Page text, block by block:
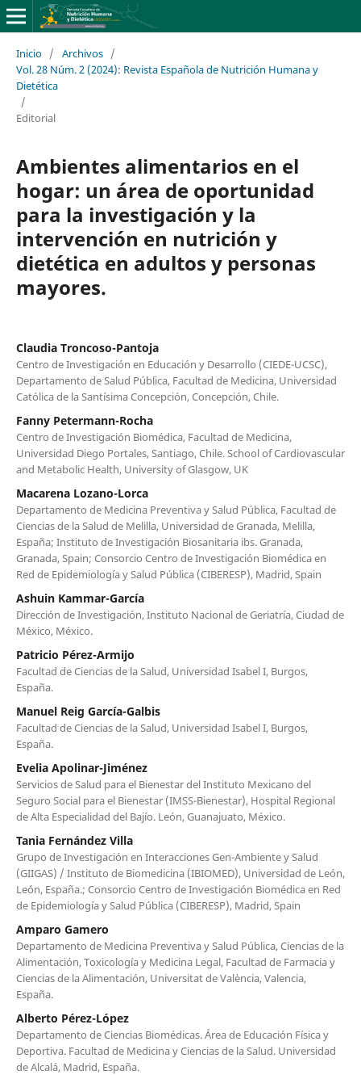
Inicio / Archivos /
Vol. 28 Núm. 2 (2024): Revista Española de Nutrición Humana y
Dietética
/
Editorial
Ambientes alimentarios en el
hogar: un área de oportunidad
para la investigación y la
intervención en nutrición y
dietética en adultos y personas
mayores.
Claudia Troncoso-Pantoja
Centro de Investigación en Educación y Desarrollo (CIEDE-UCSC),
Departamento de Salud Pública, Facultad de Medicina, Universidad
Católica de la Santísima Concepción, Concepción, Chile.
Fanny Petermann-Rocha
Centro de Investigación Biomédica, Facultad de Medicina,
Universidad Diego Portales, Santiago, Chile. School of Cardiovascular
and Metabolic Health, University of Glasgow, UK
Macarena Lozano-Lorca
Departamento de Medicina Preventiva y Salud Pública, Facultad de
Ciencias de la Salud de Melilla, Universidad de Granada, Melilla,
España; Instituto de Investigación Biosanitaria ibs. Granada,
Granada, Spain; Consorcio Centro de Investigación Biomédica en
Red de Epidemiología y Salud Pública (CIBERESP), Madrid, Spain
Ashuin Kammar-García
Dirección de Investigación, Instituto Nacional de Geriatría, Ciudad de
México, México.
Patricio Pérez-Armijo
Facultad de Ciencias de la Salud, Universidad Isabel I, Burgos,
España.
Manuel Reig García-Galbis
Facultad de Ciencias de la Salud, Universidad Isabel I, Burgos,
España.
Evelia Apolinar-Jiménez
Servicios de Salud para el Bienestar del Instituto Mexicano del
Seguro Social para el Bienestar (IMSS-Bienestar), Hospital Regional
de Alta Especialidad del Bajío. León, Guanajuato, México.
Tania Fernández Villa
Grupo de Investigación en Interacciones Gen-Ambiente y Salud
(GIIGAS) / Instituto de Biomedicina (IBIOMED), Universidad de León,
León, España.; Consorcio Centro de Investigación Biomédica en Red
de Epidemiología y Salud Pública (CIBERESP), Madrid, Spain
Amparo Gamero
Departamento de Medicina Preventiva y Salud Pública, Ciencias de la
Alimentación, Toxicología y Medicina Legal, Facultad de Farmacia y
Ciencias de la Alimentación, Universitat de València, Valencia,
España.
Alberto Pérez-López
Departamento de Ciencias Biomédicas. Área de Educación Física y
Deportiva. Facultad de Medicina y Ciencias de la Salud. Universidad
de Alcalá, Madrid, España.